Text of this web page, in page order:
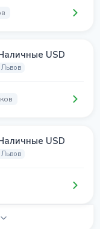
USD
Львов
USD
Львов